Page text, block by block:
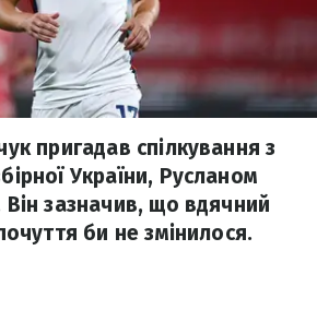
пригадав спілкування з
України, Русланом
зазначив, що вдячний
би не змінилося.